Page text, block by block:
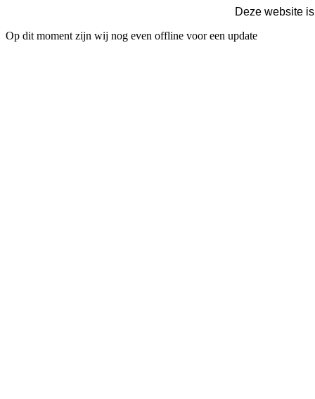
Deze website
Op dit moment zijn wij nog even offline voor een update